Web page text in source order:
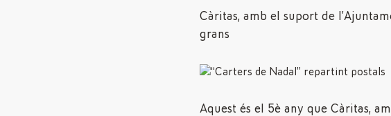
Càritas, amb el suport de
grans
Aquest és el 5è any que Càritas,